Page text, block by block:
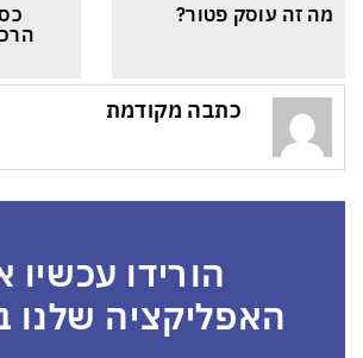
מה זה עוסק פטור?
כתבה מקודמת
הורידו עכשיו
האפליקציה שלנו